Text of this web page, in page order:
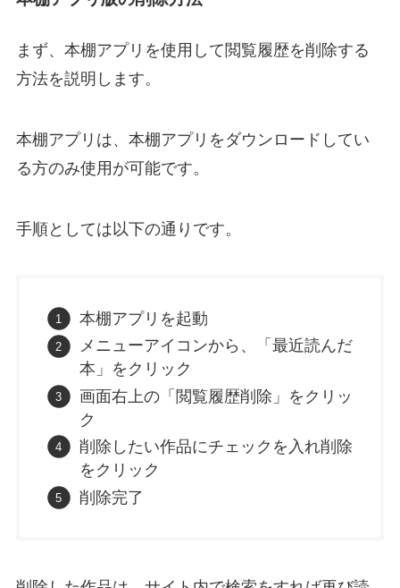
まず、本棚アプリを使用して閲覧履歴を削除する
方法を説明します。
本棚アプリは、本棚アプリをダウンロードしてい
る方のみ使用が可能です。
手順としては以下の通りです。
本棚アプリを起動
メニューアイコンから、「最近読んだ
本」をクリック
画面右上の「閲覧履歴削除」をクリッ
ク
削除したい作品にチェックを入れ削除
をクリック
削除完了